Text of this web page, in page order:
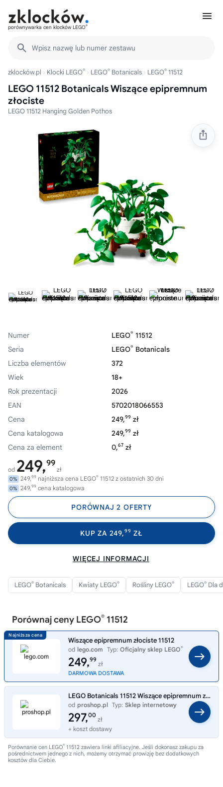
porównywarka cen klocków LEGO®
Wpisz nazwę lub numer zestawu
zklocków.pl Klocki LEGO® LEGO® Botanicals LEGO® 11512
LEGO 11512 Botanicals Wiszące epipremnum
złociste
LEGO 11512 Hanging Golden Pothos
Numer LEGO® 11512
Seria
LEGO® Botanicals
Liczba elementów
372
Wiek
18+
Rok prezentacji
2026
EAN
5702018066553
Cena
249,99 zł
Cena katalogowa
249,99 zł
Cena za element
0,67 zł
od 249,99
zł
0% 249,99 najniższa cena LEGO® 11512 z ostatnich 30 dni
0% 249,99 cena katalogowa
PORÓWNAJ 2 OFERTY
KUP ZA 249,99 ZŁ
WIĘCEJ INFORMACJI
LEGO® Botanicals Kwiaty LEGO® Rośliny LEGO® LEGO® Dla
Porównaj ceny LEGO® 11512
Wiszące epipremnum złociste 11512
od lego.com Typ: Oficjalny sklep LEGO®
249,99
zł
DARMOWA DOSTAWA
LEGO Botanicals 11512 Wiszące epipremnum złociste
od proshop.pl Typ: Sklep internetowy
297,00
zł
+ koszt dostawy
Porównanie cen LEGO® 11512 zawiera linki afiliacyjne. Jeśli dokonasz zakupu za
pośrednictwem jednego z nich, możemy otrzymać prowizję bez dodatkowych
kosztów dla Ciebie.